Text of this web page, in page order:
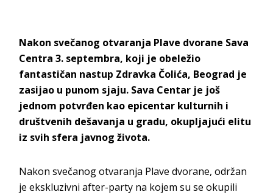
Nakon svečanog otvaranja Plave dvorane Sava
Centra 3. septembra, koji je obeležio
fantastičan nastup Zdravka Čolića, Beograd je
zasijao u punom sjaju. Sava Centar je još
jednom potvrđen kao epicentar kulturnih i
društvenih dešavanja u gradu, okupljajući elitu
iz svih sfera javnog života.
Nakon svečanog otvaranja Plave dvorane, održan
je ekskluzivni after-party na kojem su se okupili